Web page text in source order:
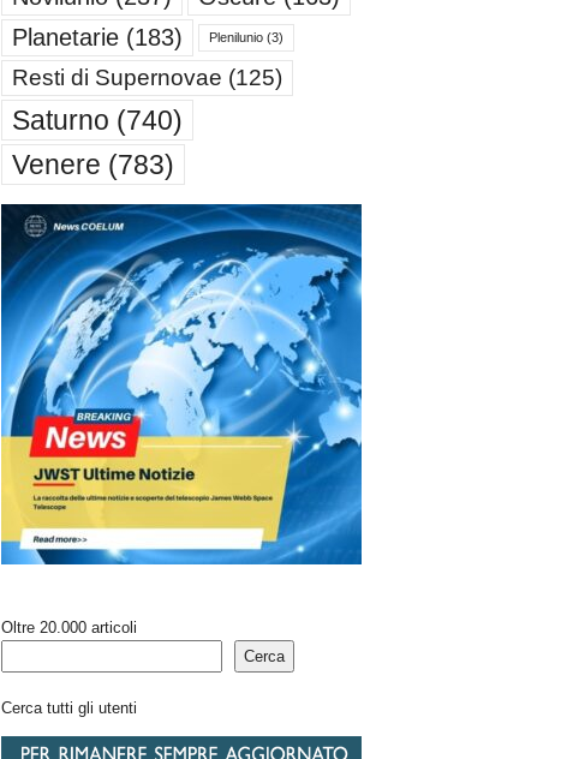
Planetarie(183) Plenilunio(3)
Resti di Supernovae (125)
Saturno (740)
Venere (783)
Oltre 20.000 articoli
Cerca
Cerca tutti gli utenti